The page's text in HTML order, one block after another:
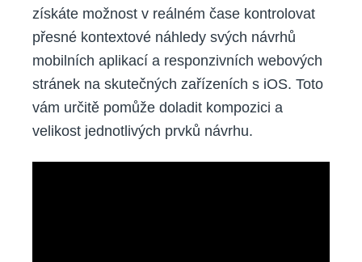
získáte možnost v reálném čase kontrolovat
přesné kontextové náhledy svých návrhů
mobilních aplikací a responzivních webových
stránek na skutečných zařízeních s iOS. Toto
vám určitě pomůže doladit kompozici a
velikost jednotlivých prvků návrhu.